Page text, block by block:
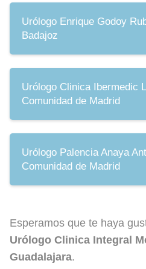
Urólogo Enrique Godoy
Badajoz
Urólogo Clinica Ibermedic
Comunidad de Madrid
Urólogo Palencia Anaya
Comunidad de Madrid
Esperamos que te haya
Urólogo Clinica Integral
Guadalajara.